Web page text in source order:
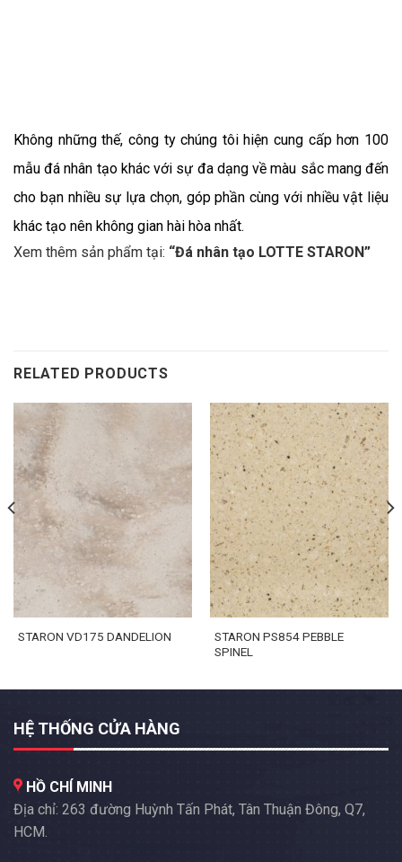
Không những thế, công ty chúng tôi hiện cung cấp hơn 100
mẫu đá nhân tạo khác với sự đa dạng về màu sắc mang đến
cho bạn nhiều sự lựa chọn, góp phần cùng với nhiều vật liệu
khác tạo nên không gian hài hòa nhất.
Xem thêm sản phẩm tại: “Đá nhân tạo LOTTE STARON”
RELATED PRODUCTS
STARON VD175 DANDELION
STARON PS854 PEBBLE
SPINEL
HỆ THỐNG CỬA HÀNG
HỒ CHÍ MINH
Địa chỉ: 263 đường Huỳnh Tấn Phát, Tân Thuận Đông, Q7,
HCM.